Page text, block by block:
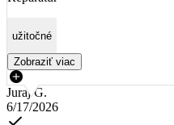
užitočné
Zobraziť viac
Juraj G.
6/17/2026